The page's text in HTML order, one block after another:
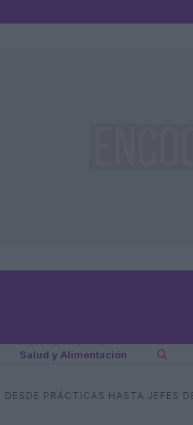
Salud y Alimentación
PRÁCTICAS HASTA JEFES